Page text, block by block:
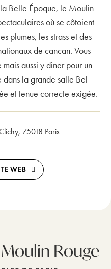
75018 Paris
, Metro 12 , Metro 13
WEB
Belle Époque, le Moulin
où se côtoient
plumes, les strass et des
de cancan. Vous
aussi y diner pour un
la grande salle Bel
et tenue correcte exigée.
Rouge